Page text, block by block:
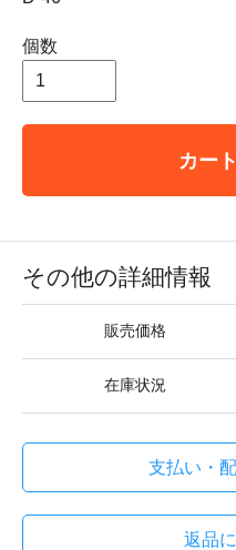
個数
カー
その他の詳細情報
販売価格
在庫状況
支払い・
返品